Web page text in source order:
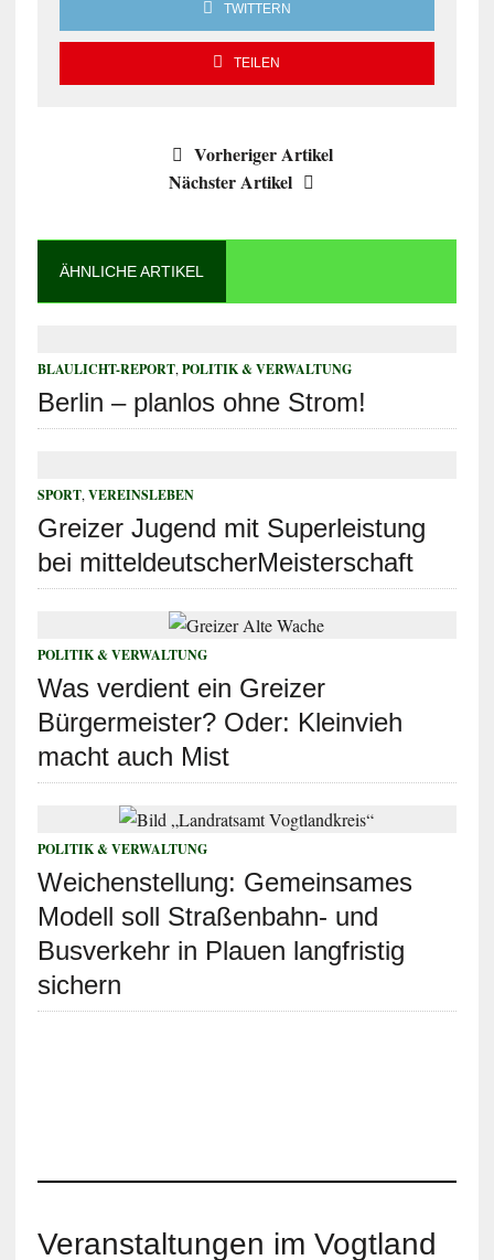
TWITTERN
TEILEN
Vorheriger Artikel
Nächster Artikel
ÄHNLICHE ARTIKEL
BLAULICHT-REPORT, POLITIK & VERWALTUNG
Berlin – planlos ohne Strom!
SPORT, VEREINSLEBEN
Greizer Jugend mit Superleistung
bei mitteldeutscherMeisterschaft
POLITIK & VERWALTUNG
Was verdient ein Greizer
Bürgermeister? Oder: Kleinvieh
macht auch Mist
POLITIK & VERWALTUNG
Weichenstellung: Gemeinsames
Modell soll Straßenbahn- und
Busverkehr in Plauen langfristig
sichern
Veranstaltungen im Vogtland